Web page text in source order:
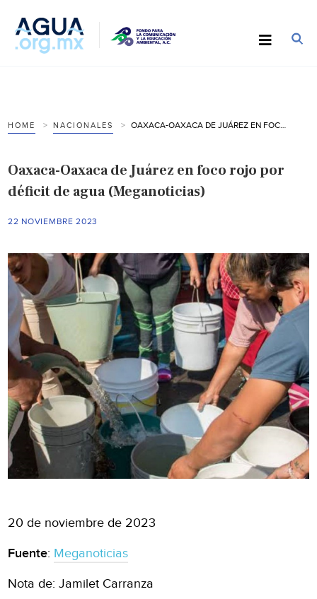
HOME NACIONALES
Oaxaca-Oaxaca de Juárez en foco rojo por
déficit de agua (Meganoticias)
22 NOVIEMBRE 2023
20 de noviembre de 2023
Fuente: Meganoticias
Nota de: Jamilet Carranza